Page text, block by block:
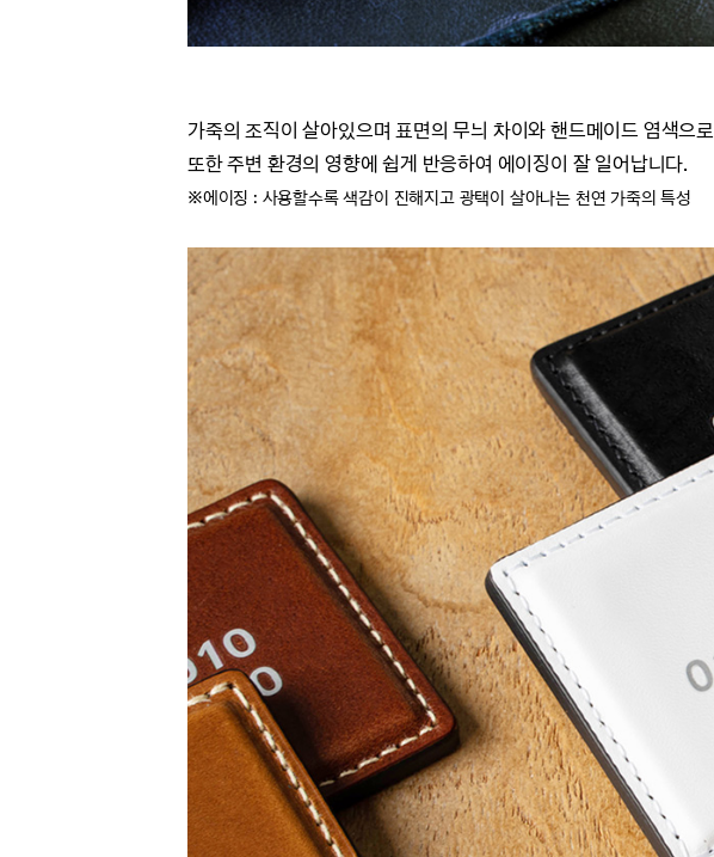
가죽의 조직이 살아있으며 표면의 무늬 차이와 핸드메이드 염색으로
또한 주변 환경의 영향에 쉽게 반응하여 에이징이 잘 일어납니다.
※에이징 : 사용할수록 색감이 진해지고 광택이 살아나는 천연 가죽의 특성